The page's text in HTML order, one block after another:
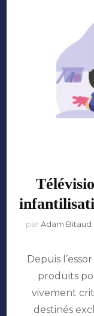
parAdam Bitaud
Depuis
produits
vivement
destinés